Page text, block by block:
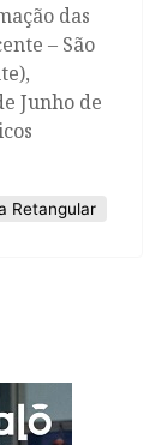
das
– São
Junho de
Retangular